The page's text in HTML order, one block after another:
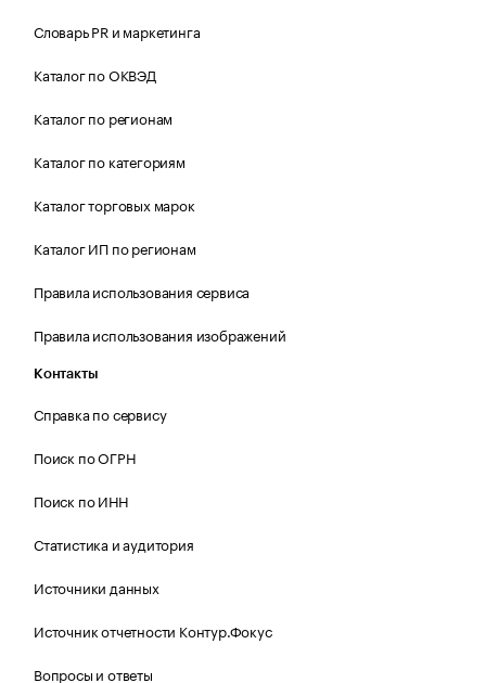
Словарь PR и маркетинга
Каталог по ОКВЭД
Каталог по регионам
Каталог по категориям
Каталог торговых марок
Каталог ИП по регионам
Правила использования сервиса
Правила использования изображений
Контакты
Справка по сервису
Поиск по ОГРН
Поиск по ИНН
Статистика и аудитория
Источники данных
Источник отчетности Контур.Фокус
Вопросы и ответы